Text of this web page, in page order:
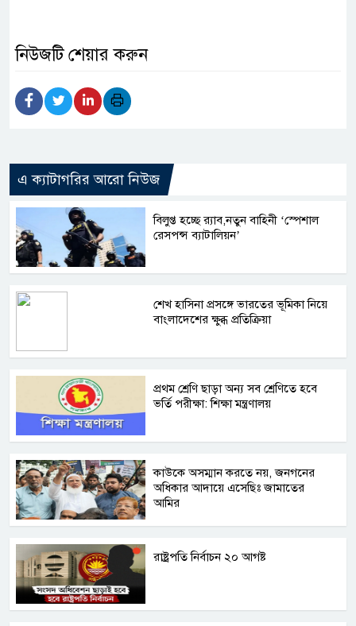
নিউজটি শেয়ার করুন
এ ক্যাটাগরির আরো নিউজ
বিলুপ্ত হচ্ছে র‍্যাব,নতুন বাহিনী ‘স্পেশাল
রেসপন্স ব্যাটালিয়ন’
শেখ হাসিনা প্রসঙ্গে ভারতের ভূমিকা নিয়ে
বাংলাদেশের ক্ষুব্ধ প্রতিক্রিয়া
প্রথম শ্রেণি ছাড়া অন্য সব শ্রেণিতে হবে
ভর্তি পরীক্ষা: শিক্ষা মন্ত্রণালয়
কাউকে অসম্মান করতে নয়, জনগনের
অধিকার আদায়ে এসেছিঃ জামাতের
আমির
রাষ্ট্রপতি নির্বাচন ২০ আগষ্ট